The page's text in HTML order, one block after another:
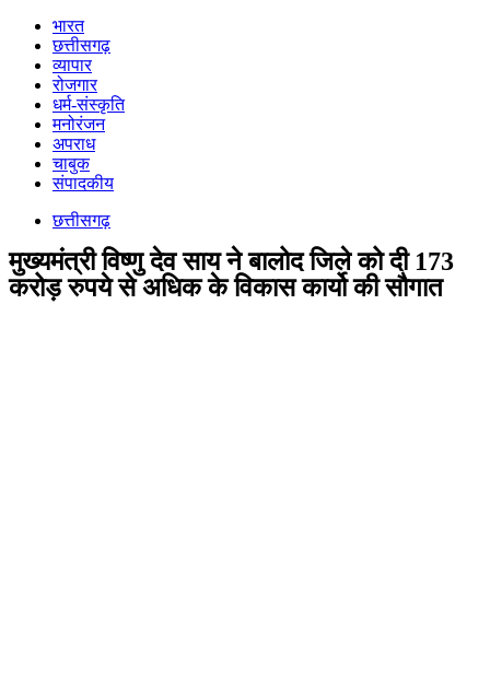
भारत
छत्तीसगढ़
व्यापार
रोजगार
धर्म-संस्कृति
मनोरंजन
अपराध
चाबुक
संपादकीय
छत्तीसगढ़
मुख्यमंत्री विष्णु देव साय ने बालोद जिले को दी 173
करोड़ रुपये से अधिक के विकास कार्यो की सौगात